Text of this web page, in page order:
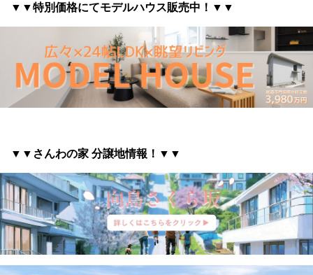
▼▼特別価格にてモデルハウス販売中！▼▼
▼▼さんわの家 分譲地情報 ！▼▼